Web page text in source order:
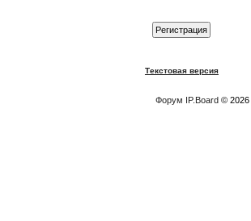
Текстовая версия
Форум IP.Board © 2026